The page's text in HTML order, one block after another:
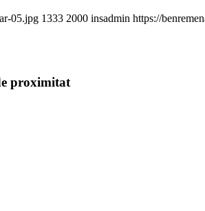
05.jpg 1333 2000 insadmin https://
proximitat